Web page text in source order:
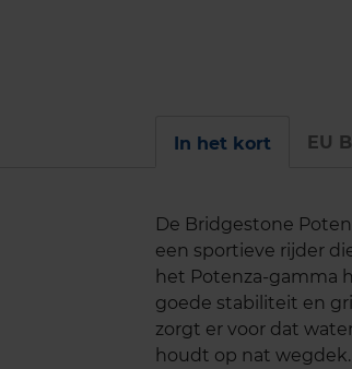
In het kort EU
De Bridgestone
een sportieve rijder
het Potenza-gamma
goede stabiliteit en
zorgt er voor dat
houdt op nat wegdek.